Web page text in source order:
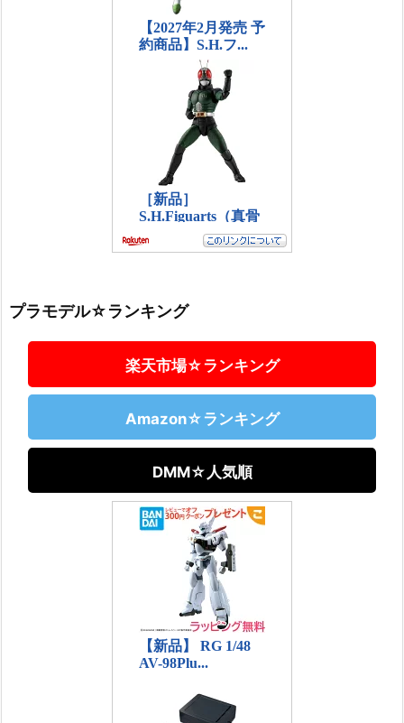
プラモデル☆ランキング
楽天市場☆ランキング
Amazon☆ランキング
DMM☆人気順